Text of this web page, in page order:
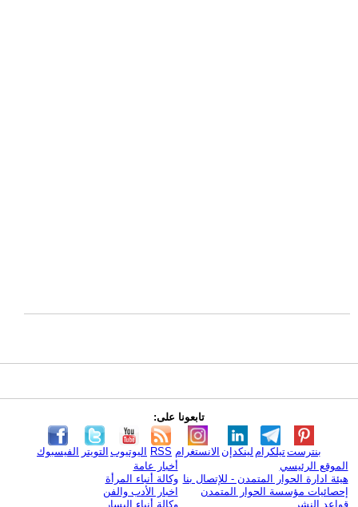
تابعونا على:
الفيسبوك التويتر اليوتيوب RSS الانستغرام لينكدإن تيلكرامبنترست
الموقع الرئيسي
هيئة ادارة الحوار المتمدن - للإتصال بنا
إحصائيات مؤسسة الحوار المتمدن
قواعد النشر
أخبار عامة
وكالة أنباء المرأة
اخبار الأدب والفن
وكالة أنباء اليسار